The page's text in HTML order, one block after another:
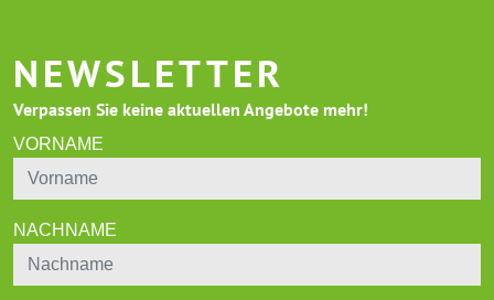
NEWSLETTER
Verpassen Sie keine aktuellen Angebote mehr!
VORNAME
NACHNAME